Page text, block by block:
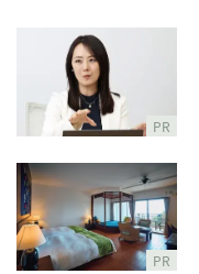
PR
PR